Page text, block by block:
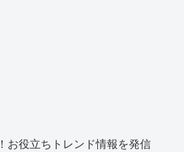
お役立ちトレンド情報を発信